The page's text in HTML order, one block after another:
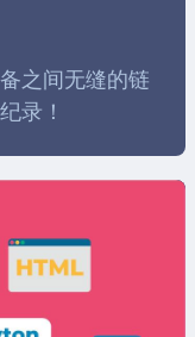
之间无缝的链
录！